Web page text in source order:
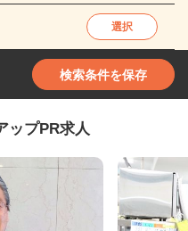
選択
検索条件を保存
ップPR求人